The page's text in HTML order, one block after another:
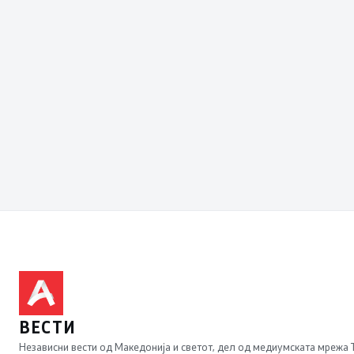
ВЕСТИ
Независни вести од Македонија и светот, дел од медиумската